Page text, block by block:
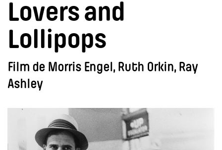
Lovers and
Lollipops
Film de Morris Engel, Ruth Orkin, Ray
Ashley